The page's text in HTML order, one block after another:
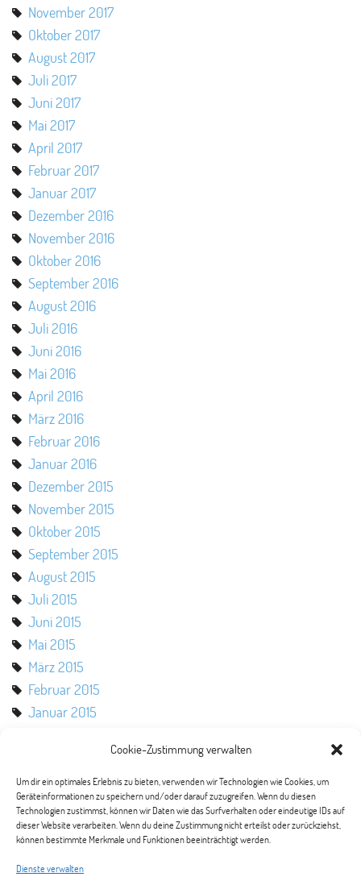
Cookie-Zustimmung verwalten
Um dir ein optimales Erlebnis zu bieten, verwenden wir Technologien wie Cookies, um
Geräteinformationen zu speichern und/oder darauf zuzugreifen. Wenn du diesen
Technologien zustimmst, können wir Daten wie das Surfverhalten oder eindeutige IDs auf
dieser Website verarbeiten. Wenn du deine Zustimmung nicht erteilst oder zurückziehst,
können bestimmte Merkmale und Funktionen beeinträchtigt werden.
Dienste verwalten
November 2017
Oktober 2017
August 2017
Juli 2017
Juni 2017
Mai 2017
April 2017
Februar 2017
Januar 2017
Dezember 2016
November 2016
Oktober 2016
September 2016
August 2016
Juli 2016
Juni 2016
Mai 2016
April 2016
März 2016
Februar 2016
Januar 2016
Dezember 2015
November 2015
Oktober 2015
September 2015
August 2015
Juli 2015
Juni 2015
Mai 2015
März 2015
Februar 2015
Januar 2015
Mai 2014
März 2014
Februar 2014
Januar 2014
November 2013